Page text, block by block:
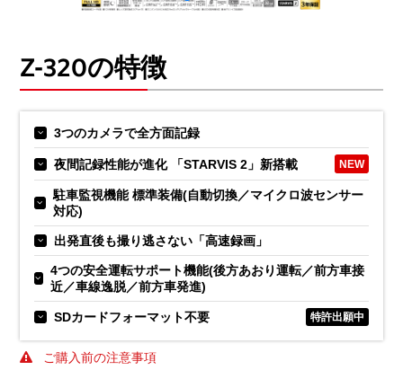
Z-320の特徴
3つのカメラで全方面記録
夜間記録性能が進化 「STARVIS 2」新搭載 NEW
駐車監視機能 標準装備(自動切換／マイクロ波センサー
対応)
出発直後も撮り逃さない「高速録画」
4つの安全運転サポート機能(後方あおり運転／前方車接
近／車線逸脱／前方車発進)
SDカードフォーマット不要 特許出願中
ご購入前の注意事項